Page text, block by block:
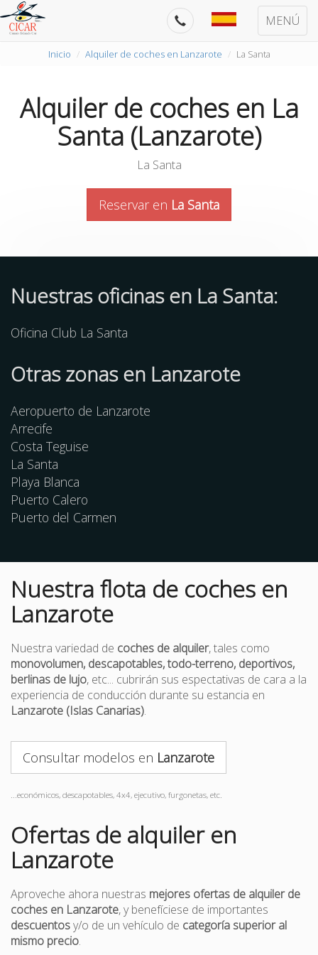
MENÚ
Inicio Alquiler de coches en Lanzarote La Santa
Alquiler de coches en La
Santa (Lanzarote)
La Santa
Reservar en La Santa
Nuestras oficinas en La Santa:
Oficina Club La Santa
Otraszonasen Lanzarote
Aeropuerto de Lanzarote
Arrecife
Costa Teguise
La Santa
Playa Blanca
Puerto Calero
Puerto del Carmen
Nuestra flota de coches en
Lanzarote
Nuestra variedad de coches de alquiler, tales como
monovolumen, descapotables, todo-terreno, deportivos,
berlinas de lujo, etc... cubrirán sus espectativas de cara a la
experiencia de conducción durante su estancia en
Lanzarote (Islas Canarias).
Consultar modelos en Lanzarote
...económicos, descapotables, 4x4, ejecutivo, furgonetas, etc.
Ofertas de alquiler en
Lanzarote
Aproveche ahora nuestras mejores ofertas de alquiler de
coches en Lanzarote, y benefíciese de importantes
descuentosy/o de un vehículo de categoría superior al
mismo precio.